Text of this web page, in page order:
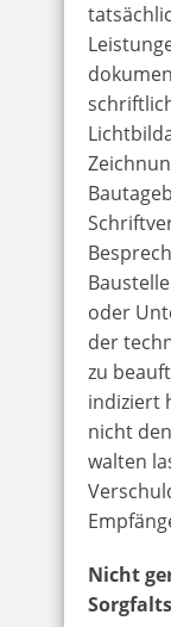
oder
der
zu
indiziert
nicht
walten
Nicht